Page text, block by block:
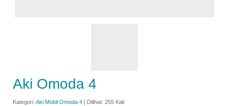
Aki Omoda 4
Kategori: Aki Mobil Omoda 4 | Dilihat: 255 Kali